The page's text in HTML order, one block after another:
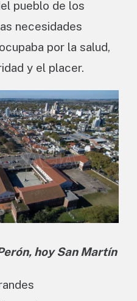
pueblo de los
necesidades
por la salud,
y el placer.
hoy San Martín